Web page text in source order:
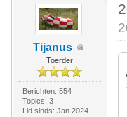
Tijanus
Toerder
Berichten: 554
Topics: 3
Lid sinds: Jan 2024